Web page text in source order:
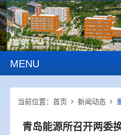
MENU
当前位置： 首页 新闻动态
青岛能源所召开两委